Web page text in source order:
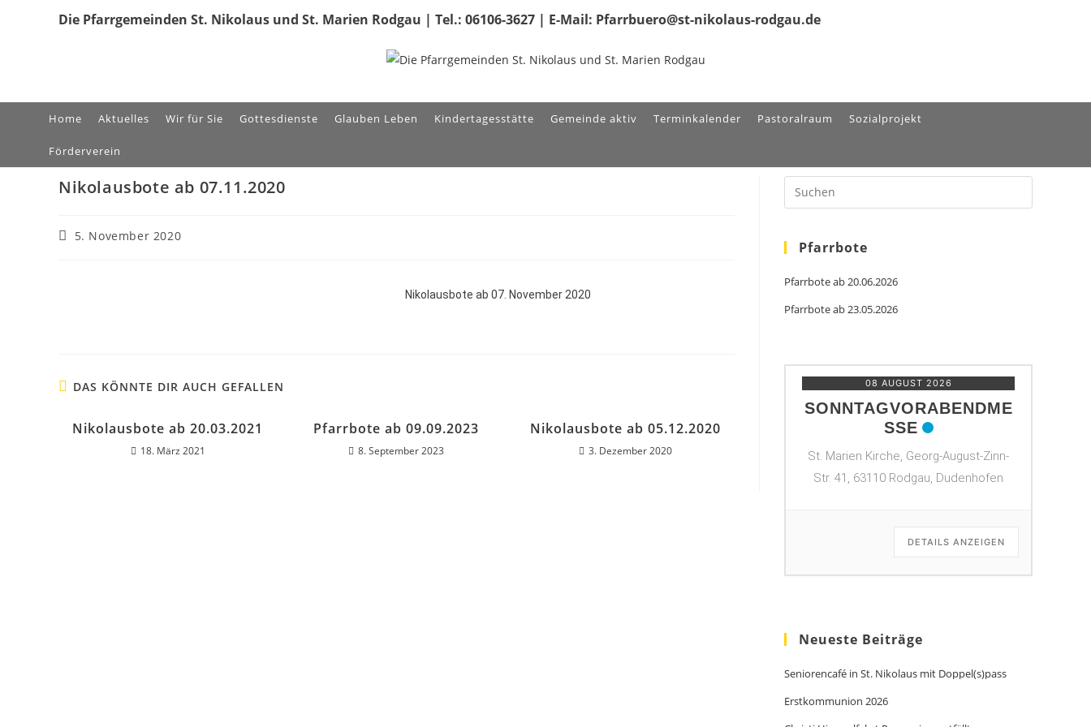
Die Pfarrgemeinden St. Nikolaus und St. Marien Rodgau | Tel.: 06106-3627 | E-Mail: Pfarrbuero@st-nikolaus-rodgau.de
Home Aktuelles Wir für Sie Gottesdienste Glauben Leben Kindertagesstätte Gemeinde aktiv Terminkalender Pastoralraum Sozialprojekt
Förderverein
Nikolausbote ab 07.11.2020
5. November 2020
Nikolausbote ab 07. November 2020
DAS KÖNNTE DIR AUCH GEFALLEN
Nikolausbote ab 20.03.2021
18. März 2021
Pfarrbote ab 09.09.2023
8. September 2023
Nikolausbote ab 05.12.2020
3. Dezember 2020
Pfarrbote
Pfarrbote ab 20.06.2026
Pfarrbote ab 23.05.2026
08 AUGUST 2026
SONNTAGVORABENDME
SSE
St. Marien Kirche, Georg-August-Zinn-
Str. 41, 63110 Rodgau, Dudenhofen
DETAILS ANZEIGEN
Neueste Beiträge
Seniorencafé in St. Nikolaus mit Doppel(s)pass
Erstkommunion 2026